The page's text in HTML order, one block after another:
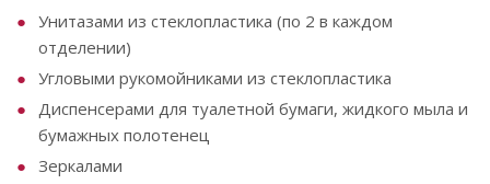
Унитазами из стеклопластика (по 2 в каждом
отделении)
Угловыми рукомойниками из стеклопластика
Диспенсерами для туалетной бумаги, жидкого мыла и
бумажных полотенец
Зеркалами